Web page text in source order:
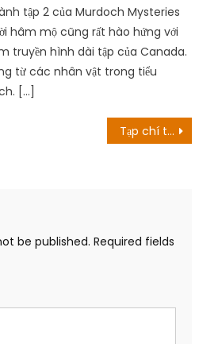
tập 2 của Murdoch Mysteries
hâm mộ cũng rất hào hứng với
truyền hình dài tập của Canada.
từ các nhân vật trong tiểu
[…]
Tạp chí trưng bày những hình ảnh về tàu điện ngầm xuất hiện trong các anime Your Name, In this Corner of the Word và nhiều anime khác
be published. Required fields